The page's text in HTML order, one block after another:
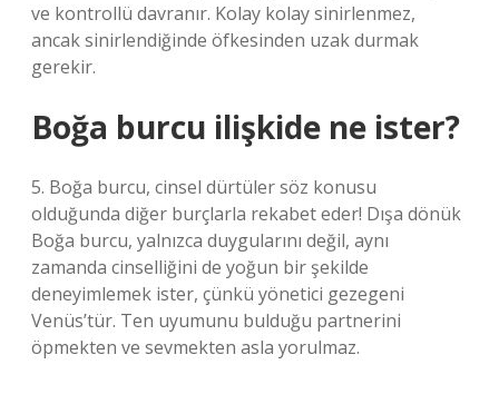
ve kontrollü davranır. Kolay kolay sinirlenmez,
ancak sinirlendiğinde öfkesinden uzak durmak
gerekir.
Boğa burcu ilişkide ne ister?
5. Boğa burcu, cinsel dürtüler söz konusu
olduğunda diğer burçlarla rekabet eder! Dışa dönük
Boğa burcu, yalnızca duygularını değil, aynı
zamanda cinselliğini de yoğun bir şekilde
deneyimlemek ister, çünkü yönetici gezegeni
Venüs’tür. Ten uyumunu bulduğu partnerini
öpmekten ve sevmekten asla yorulmaz.